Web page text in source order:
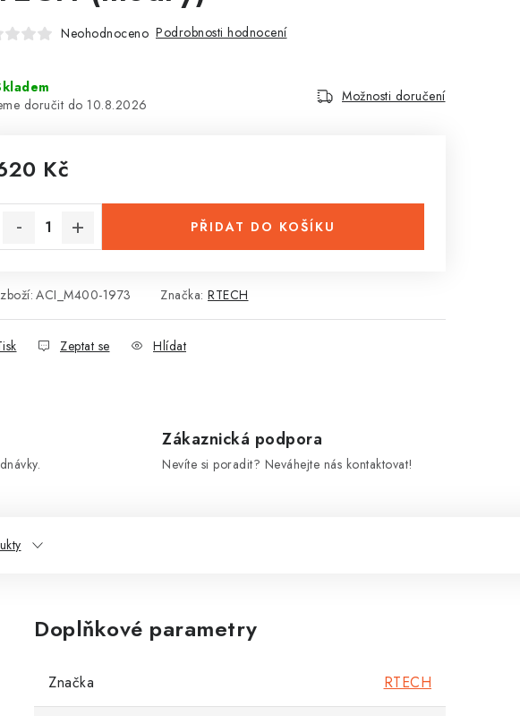
Neohodnoceno Podrobnosti hodnocení
10.8.2026
Možnosti doručení
Kč
PŘIDAT DO KOŠÍKU
ACI_M400-1973 Značka: RTECH
Zeptat se Hlídat
Zákaznická podpora
Nevíte si poradit? Neváhejte nás kontaktovat!
Doplňkové parametry
Značka RTECH